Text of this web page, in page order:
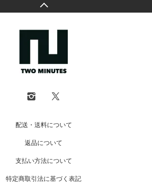
配送・送料について
返品について
支払い方法について
特定商取引法に基づく表記